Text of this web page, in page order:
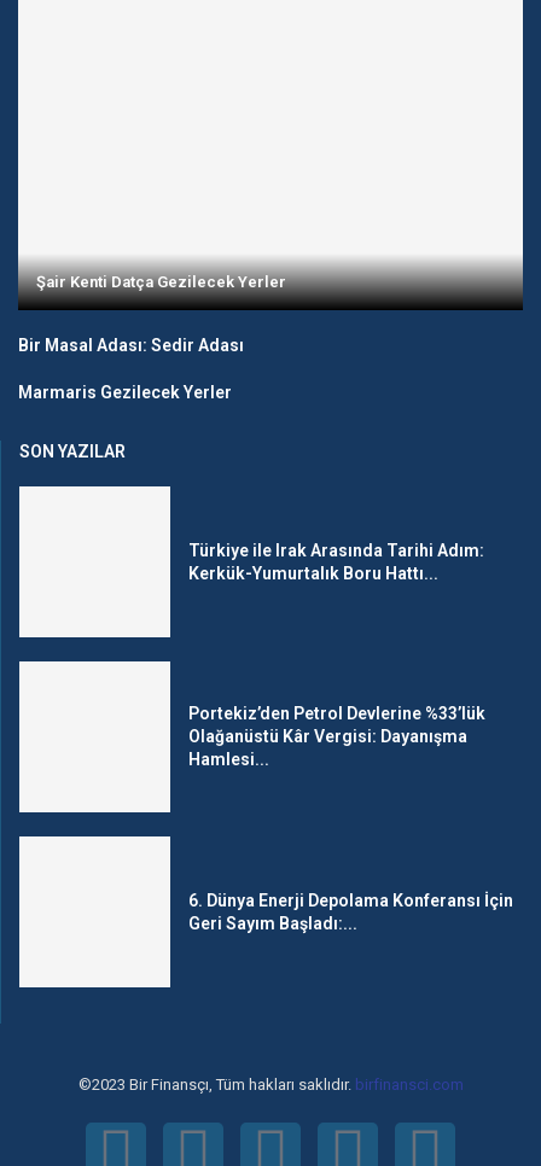
Şair Kenti Datça Gezilecek Yerler
Bir Masal Adası: Sedir Adası
Marmaris Gezilecek Yerler
SON YAZILAR
Türkiye ile Irak Arasında Tarihi Adım:
Kerkük-Yumurtalık Boru Hattı...
Portekiz’den Petrol Devlerine %33’lük
Olağanüstü Kâr Vergisi: Dayanışma
Hamlesi...
6. Dünya Enerji Depolama Konferansı İçin
Geri Sayım Başladı:...
©2023 Bir Finansçı, Tüm hakları saklıdır. birfinansci.com